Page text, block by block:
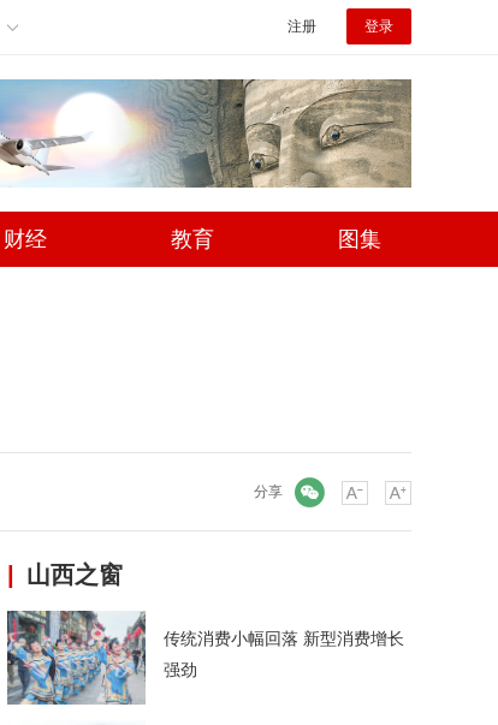
注册 登录
财经 教育 图集
分享
山西之窗
传统消费小幅回落 新型消费增长
强劲